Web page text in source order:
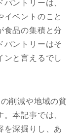
ントリーは、
イベントのこと
食品の集積と分
パントリーはそ
ンと言えるでし
削減や地域の貧
本記事では、
を深掘りし、あ